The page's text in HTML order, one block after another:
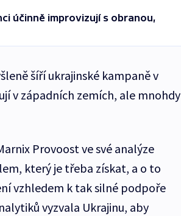
účinně improvizují s obranou,
šíří ukrajinské kampaně v
v západních zemích, ale mnohdy
Provoost ve své analýze
který je třeba získat, a o to
vzhledem k tak silné podpoře
vyzvala Ukrajinu, aby